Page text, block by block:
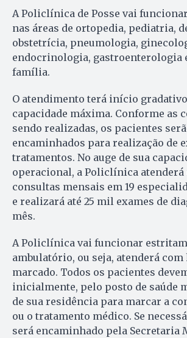
A Policlínica de Posse vai
nas áreas de ortopedia, pediatria,
obstetrícia, pneumologia,
endocrinologia, gastroenterologia
família.
O atendimento terá início
capacidade máxima. Conforme as
sendo realizadas, os pacientes
encaminhados para realização de
tratamentos. No auge de sua
operacional, a Policlínica atenderá
consultas mensais em 19
e realizará até 25 mil exames de
mês.
A Policlínica vai funcionar
ambulatório, ou seja, atenderá
marcado. Todos os pacientes
inicialmente, pelo posto de saúde
de sua residência para marcar a
ou o tratamento médico. Se
será encaminhado pela Secretaria